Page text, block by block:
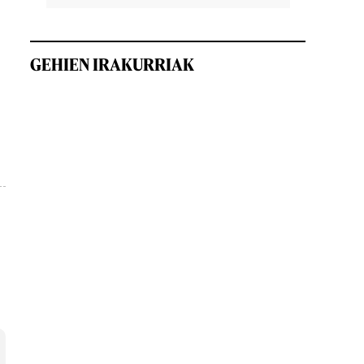
GEHIEN IRAKURRIAK